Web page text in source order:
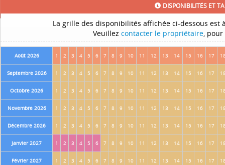
DISPONIBILITÉS ET
La grille des disponibilités affichée ci-dessous
Veuillez contacter le propriétaire,
Août 2026 1 2 3 4 5 6 7 8 9 10 11 12 13 14 15 16 17
Septembre 2026 1 2 3 4 5 6 7 8 9 10 11 12 13 14 15 16 17
Octobre 2026 1 2 3 4 5 6 7 8 9 10 11 12 13 14 15 16 17
Novembre 2026 1 2 3 4 5 6 7 8 9 10 11 12 13 14 15 16 17
Décembre 2026 1 2 3 4 5 6 7 8 9 10 11 12 13 14 15 16 17
Janvier 2027 1 2 3 4 5 6 7 8 9 10 11 12 13 14 15 16 17
Février 2027 1 2 3 4 5 6 7 8 9 10 11 12 13 14 15 16 17